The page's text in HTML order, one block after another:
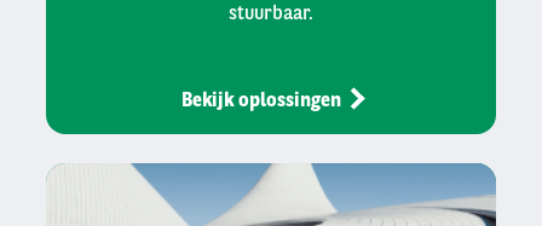
stuurbaar.
Bekijk oplossingen